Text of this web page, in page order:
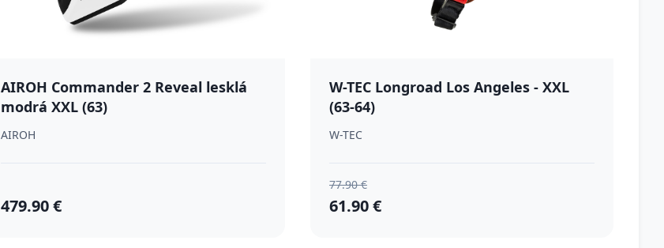
AIROH Commander 2 Reveal lesklá
modrá XXL (63)
AIROH
479.90 €
W-TEC Longroad Los Angeles - XXL
(63-64)
W-TEC
77.90 €
61.90 €